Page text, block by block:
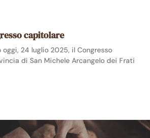
capitolare
oggi, 24 luglio 2025, il Congresso
di San Michele Arcangelo dei Frati